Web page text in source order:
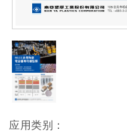
应用类别：